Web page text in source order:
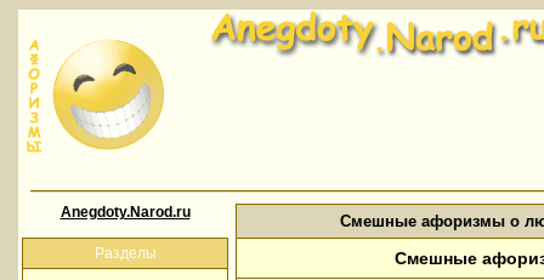
Anegdoty.Narod.ru
Разделы
Смешные афоризмы о
Смешные